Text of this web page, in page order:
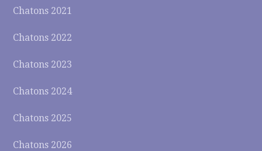
Chatons 2021
Chatons 2022
Chatons 2023
Chatons 2024
Chatons 2025
Chatons 2026